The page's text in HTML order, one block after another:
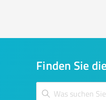
Finden Sie